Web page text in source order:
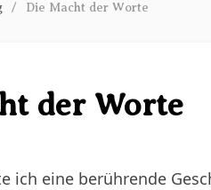
Die Macht der Worte
der Worte
ich eine berührende